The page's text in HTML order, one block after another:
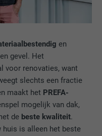
en
gevel. Het
voor renovaties, want
slechts een fractie
maakt het PREFA-
mogelijk van dak,
de beste kwaliteit.
huis is alleen het beste
DoubleClick om de
gebruiker op de
van of het klikken
van de
en te melden. Het
meten van de
reclame en de